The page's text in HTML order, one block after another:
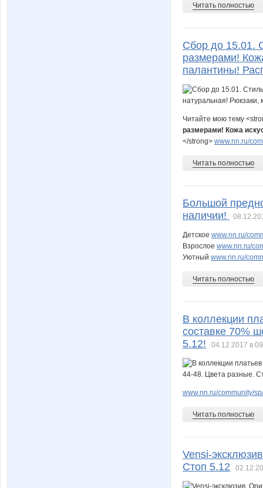
Читать полностью
Сбор до 15.01.
размерами!
палантины!
Читайте мою тему
размерами! Кожа
</strong> www.nn.ru/
Читать полностью
Большой
наличии!
Детское www.nn.ru/
Взрослое www.nn.ru/
Уютный www.nn.ru/
Читать полностью
В коллекции
составке 70%
5.12!
04.12.2017 в
www.nn.ru/community/
Читать полностью
Vensi-
Стоп 5.12